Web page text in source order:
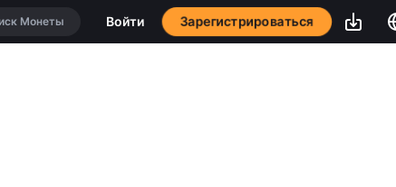
Войти Зарегистрироваться